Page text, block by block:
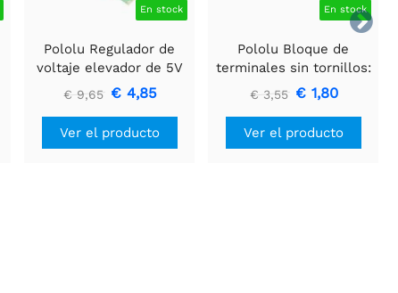

En stock
Pololu Regulador de
voltaje elevador de 5V
U3V16F5
€ 9,65 € 4,85
Ver el producto
En stock
Pololu Bloque de
terminales sin tornillos:
3 pines, paso de 0,1″,
entrada lateral (paquete
de 3)
€ 3,55 € 1,80
Ver el producto